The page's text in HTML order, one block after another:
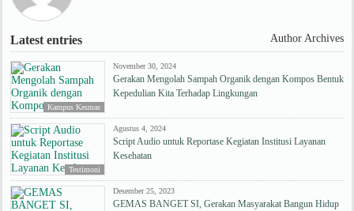
Latest entries Author Archives
Kampus Kesmas
November 30, 2024
Gerakan Mengolah Sampah Organik dengan Kompos Bentuk
Kepedulian Kita Terhadap Lingkungan
Testimoni
Agustus 4, 2024
Script Audio untuk Reportase Kegiatan Institusi Layanan
Kesehatan
Desember 25, 2023
GEMAS BANGET SI, Gerakan Masyarakat Bangun Hidup